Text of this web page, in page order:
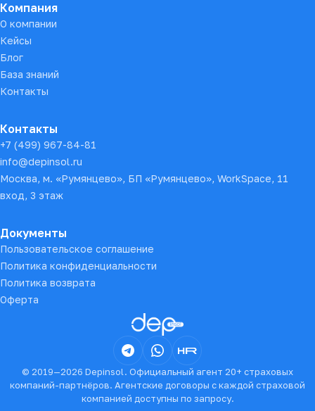
Компания
О компании
Кейсы
Блог
База знаний
Контакты
Контакты
+7 (499) 967-84-81
info@depinsol.ru
Москва, м. «Румянцево», БП «Румянцево», WorkSpace, 11
вход, 3 этаж
Документы
Пользовательское соглашение
Политика конфиденциальности
Политика возврата
Оферта
© 2019—2026 Depinsol. Официальный агент 20+ страховых
компаний-партнёров. Агентские договоры с каждой страховой
компанией доступны по запросу.